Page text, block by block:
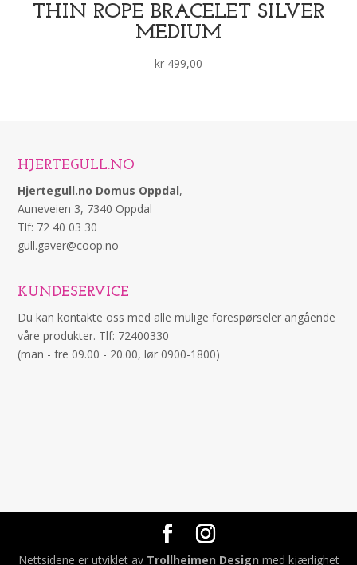
THIN ROPE BRACELET SILVER
MEDIUM
kr 499,00
HJERTEGULL.NO
Hjertegull.no Domus Oppdal,
Auneveien 3, 7340 Oppdal
Tlf: 72 40 03 30
gull.gaver@coop.no
KUNDESERVICE
Du kan kontakte oss med alle mulige forespørseler angående
våre produkter. Tlf: 72400330
(man - fre 09.00 - 20.00, lør 0900-1800)
Nettsidene er utviklet av Trollheimen Design med kjærlighet